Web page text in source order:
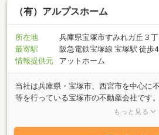
（有）アルプスホーム
所在地
兵庫県宝塚市すみれガ丘３
最寄駅
阪急電鉄宝塚線 宝塚駅 徒歩
情報提供元
アットホーム
当社は兵庫県・宝塚市、西宮市を中心に
等を行っている宝塚市の不動産会社です
い」「借りたい」御希望の方、不動産に
たスピーディーな対応を心がけておりま
もっと見る